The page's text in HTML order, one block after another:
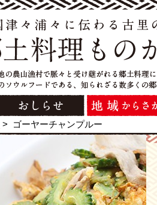
> ゴーヤーチャンプルー